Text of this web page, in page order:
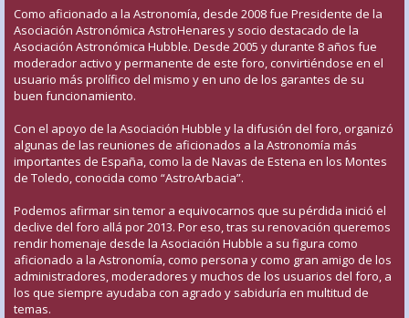
Como aficionado a la Astronomía, desde 2008 fue Presidente de la
Asociación Astronómica AstroHenares y socio destacado de la
Asociación Astronómica Hubble. Desde 2005 y durante 8 años fue
moderador activo y permanente de este foro, convirtiéndose en el
usuario más prolífico del mismo y en uno de los garantes de su
buen funcionamiento.
Con el apoyo de la Asociación Hubble y la difusión del foro, organizó
algunas de las reuniones de aficionados a la Astronomía más
importantes de España, como la de Navas de Estena en los Montes
de Toledo, conocida como “AstroArbacia”.
Podemos afirmar sin temor a equivocarnos que su pérdida inició el
declive del foro allá por 2013. Por eso, tras su renovación queremos
rendir homenaje desde la Asociación Hubble a su figura como
aficionado a la Astronomía, como persona y como gran amigo de los
administradores, moderadores y muchos de los usuarios del foro, a
los que siempre ayudaba con agrado y sabiduría en multitud de
temas.